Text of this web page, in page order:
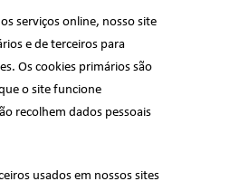
serviços online, nosso site
e de terceiros para
Os cookies primários são
o site funcione
recolhem dados pessoais
usados em nossos sites